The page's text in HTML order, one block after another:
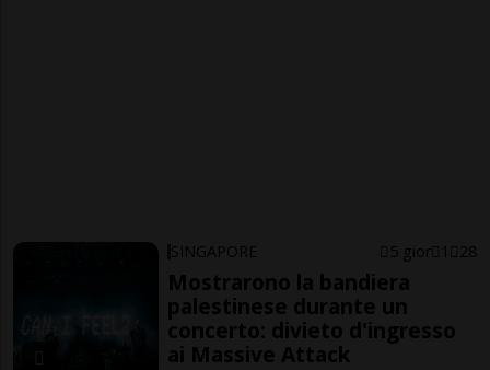
SINGAPORE 5 gior 1 28
Mostrarono la bandiera
palestinese durante un
concerto: divieto d'ingresso
ai Massive Attack